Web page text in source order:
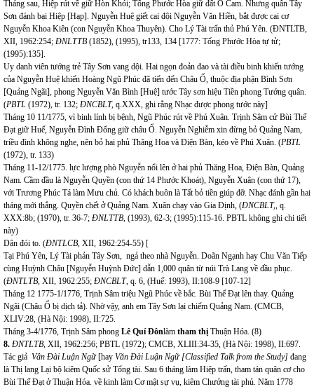
Tháng sau, Hiệp rút về giữ Hòn Khói; Tống Phước Hòa giữ đất Ô Cam. Nhưng quân Tây
Sơn đánh bại Hiệp [Hạp]. Nguyễn Huệ giết cai đội Nguyễn Văn Hiền, bắt được cai cơ
Nguyễn Khoa Kiên (con Nguyễn Khoa Thuyên). Cho Lý Tài trấn thủ Phú Yên. (ĐNTLTB,
XII, 1962:254; ĐNLTTB (1852), (1995), tr133, 134 [1777: Tống Phước Hòa tự tử;
(1995):135].
Uy danh viên tướng trẻ Tây Sơn vang dội. Hai ngọn đoản đao và tài điều binh khiển tướng
của Nguyễn Huệ khiến Hoàng Ngũ Phúc đã tiến đến Châu Ổ, thuộc địa phận Bình Sơn
[Quảng Ngãi], phong Nguyễn Văn Bình [Huệ] tước Tây sơn hiệu Tiền phong Tướng quân.
(PBTL (1972), tr. 132; ĐNCBLT, q.XXX, ghi rằng Nhạc được phong tước này]
Tháng 10 11/1775, vì binh lính bị bệnh, Ngũ Phúc rút về Phú Xuân. Trịnh Sâm cử Bùi Thế
Đạt giữ Huế, Nguyễn Đình Đống giữ châu Ổ. Nguyễn Nghiễm xin đừng bỏ Quảng Nam,
triều đình không nghe, nên bỏ hai phủ Thăng Hoa và Điện Bàn, kéo về Phú Xuân. (PBTL
(1972), tr. 133)
Tháng 11-12/1775. lực lượng phò Nguyễn nổi lên ở hai phủ Thăng Hoa, Điện Bàn, Quảng
Nam. Cầm đầu là Nguyễn Quyền (con thứ 14 Phước Khoát), Nguyễn Xuân (con thứ 17),
với Trương Phúc Tá làm Mưu chủ. Có khách buôn là Tất bỏ tiền giúp đỡ. Nhạc đánh gần hai
tháng mới thắng. Quyền chết ở Quảng Nam. Xuân chạy vào Gia Định, (ĐNCBLT,, q.
XXX:8b; (1970), tr. 36-7; ĐNLTTB, (1993), 62-3; (1995):115-16. PBTL không ghi chi tiết
này)
Dân đói to. (ĐNTLCB, XII, 1962:254-55) [
Tại Phú Yên, Lý Tài phản Tây Sơn, ngả theo nhà Nguyễn. Doãn Ngạnh hay Chu Văn Tiếp
cùng Huỳnh Châu [Nguyễn Huỳnh Đức] dẫn 1,000 quân từ núi Trà Lang về đầu phục.
(ĐNTLTB, XII, 1962:255; ĐNCBLT, q. 6, (Huế: 1993), II:108-9 [107-12]
Tháng 12 1775-1/1776, Trịnh Sâm triệu Ngũ Phúc về bắc. Bùi Thế Đạt lên thay. Quảng
Ngãi (Châu Ổ bị dịch tả). Nhờ vậy, anh em Tây Sơn lại chiếm Quảng Nam. (CMCB,
XLIV:28, (Hà Nội: 1998), II:725.
Tháng 3-4/1776, Trịnh Sâm phong Lê Quí Đônlàm tham thị Thuận Hóa. (8)
8. ĐNTLTB, XII, 1962:256; PBTL (1972); CMCB, XLIII:34-35, (Hà Nội: 1998), II:697.
Tác giả Vân Đài Luận Ngữ[hay Văn Đài Luận Ngữ [Classified Talk from the Study] đang
là Thị lang Lại bộ kiêm Quốc sử Tổng tài. Sau 6 tháng làm Hiệp trấn, tham tán quân cơ cho
Bùi Thế Đạt ở Thuận Hóa. về kinh làm Cơ mật sự vụ, kiêm Chưởng tài phủ. Năm 1778